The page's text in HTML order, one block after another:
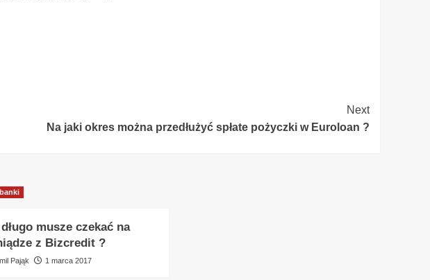
Next
Na jaki okres można przedłużyć spłate pożyczki w Euroloan ?
musze czekać na
z Bizcredit ?
Pająk 1 marca 2017